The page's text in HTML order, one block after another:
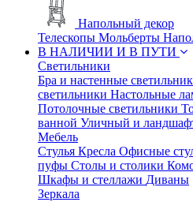
Напольный декор
Телескопы Мольберты
В НАЛИЧИИ И В ПУТИ
Светильники
Бра и настенные
светильники Настольные
Потолочные светильники
ванной Уличный и
Мебель
Стулья Кресла Офисные
пуфы Столы и столики
Шкафы и стеллажи Диваны
Зеркала